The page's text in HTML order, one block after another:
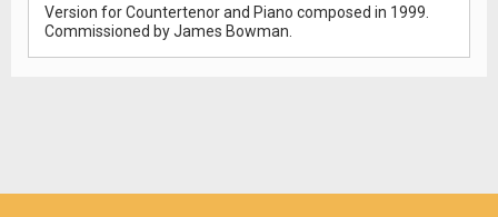
Version for Countertenor and Piano composed in 1999.
Commissioned by James Bowman.